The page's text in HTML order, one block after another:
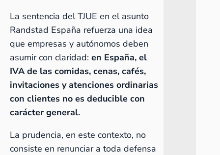
La sentencia del TJUE en el asunto
Randstad España refuerza una idea
que empresas y autónomos deben
asumir con claridad: en España, el
IVA de las comidas, cenas, cafés,
invitaciones y atenciones ordinarias
con clientes no es deducible con
carácter general.
La prudencia, en este contexto, no
consiste en renunciar a toda defensa